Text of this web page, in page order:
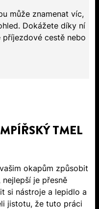
může znamenat víc,
Dokážete díky ní
cestě nebo
TMEL
okapům způsobit
je přesně
si nástroje a lepidlo a
jistotu, že tuto práci